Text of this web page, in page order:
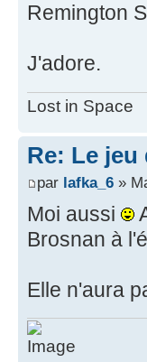
Remington
J'adore.
Lost in Space
Re: Le jeu
par lafka_6 »
Moi aussi
Brosnan à
Elle n'aura